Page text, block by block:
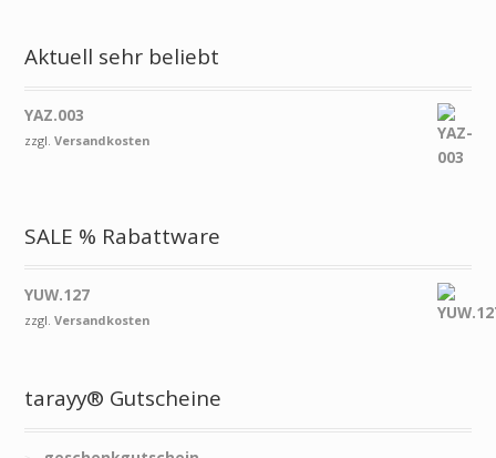
Aktuell sehr beliebt
YAZ.003
zzgl.Versandkosten
SALE % Rabattware
YUW.127
zzgl.Versandkosten
tarayy® Gutscheine